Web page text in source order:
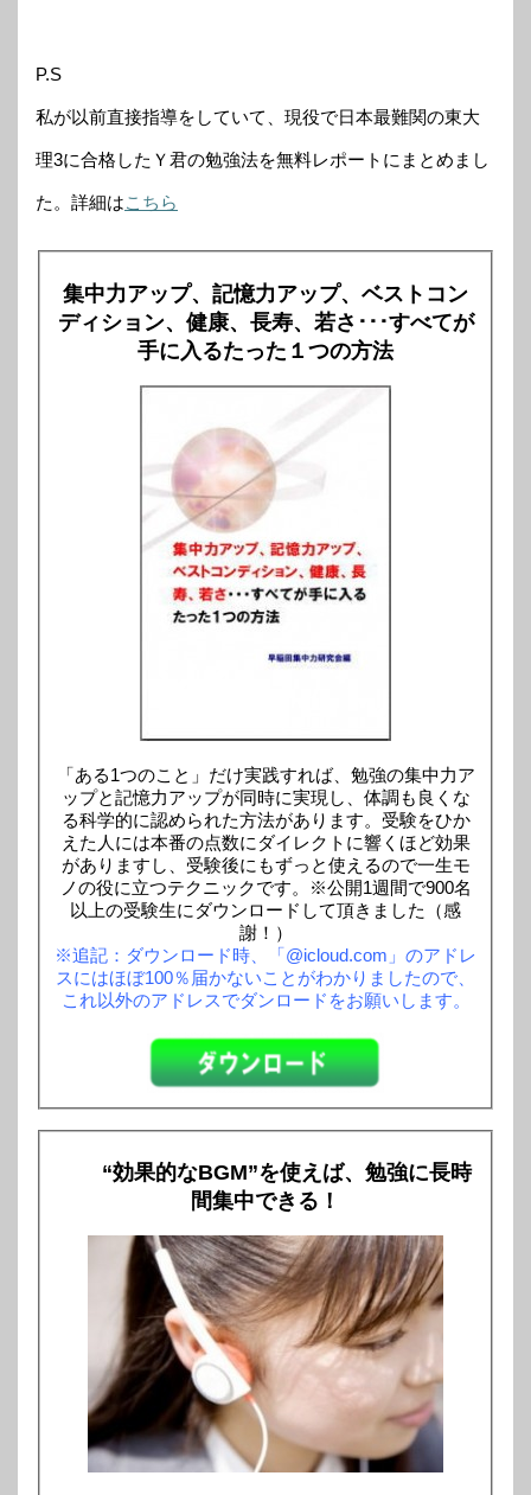
P.S
私が以前直接指導をしていて、現役で日本最難関の東大
理3に合格したＹ君の勉強法を無料レポートにまとめまし
た。詳細はこちら
集中力アップ、記憶力アップ、ベストコン
ディション、健康、長寿、若さ･･･すべてが
手に入るたった１つの方法
「ある1つのこと」だけ実践すれば、勉強の集中力ア
ップと記憶力アップが同時に実現し、体調も良くな
る科学的に認められた方法があります。受験をひか
えた人には本番の点数にダイレクトに響くほど効果
がありますし、受験後にもずっと使えるので一生モ
ノの役に立つテクニックです。※公開1週間で900名
以上の受験生にダウンロードして頂きました（感
謝！）
※追記：ダウンロード時、「@icloud.com」のアドレ
スにはほぼ100％届かないことがわかりましたので、
これ以外のアドレスでダンロードをお願いします。
“効果的なBGM”を使えば、勉強に長時
間集中できる！